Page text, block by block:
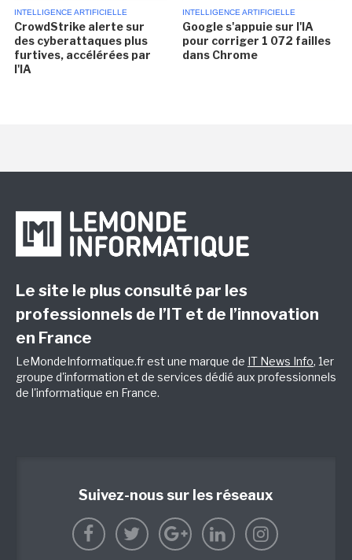
INTELLIGENCE ARTIFICIELLE
CrowdStrike alerte sur
des cyberattaques plus
furtives, accélérées par
l'IA
INTELLIGENCE ARTIFICIELLE
Google s'appuie sur l'IA
pour corriger 1 072 failles
dans Chrome
Le site le plus consulté par les
professionnels de l’IT et de l’innovation
en France
LeMondeInformatique.fr est une marque de IT News Info, 1er
groupe d'information et de services dédié aux professionnels
de l'informatique en France.
Suivez-nous sur les réseaux